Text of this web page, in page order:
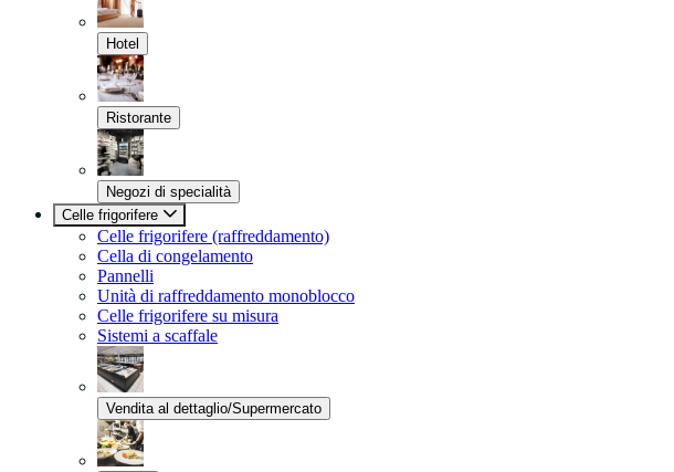
Hotel
Ristorante
Negozi di specialità
Celle frigorifere
Celle frigorifere (raffreddamento)
Cella di congelamento
Pannelli
Unità di raffreddamento monoblocco
Celle frigorifere su misura
Sistemi a scaffale
Vendita al dettaglio/Supermercato